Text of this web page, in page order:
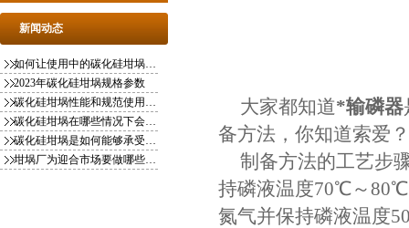
新闻动态
如何让使用中的碳化硅坩埚更稳定
2023年碳化硅坩埚规格参数
碳化硅坩埚性能和规范使用方式你知
碳化硅坩埚在哪些情况下会影响使用
碳化硅坩埚是如何能够承受一千多度
坩埚厂为迎合市场要做哪些变化
大家都知道*输磷器
备方法，你知道索爱
制备方法的工艺步
持磷液温度70℃～80℃
氮气并保持磷液温度